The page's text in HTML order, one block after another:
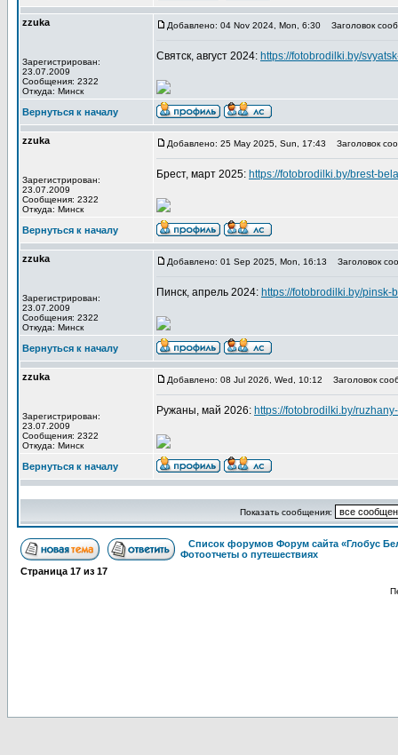
zzuka
Зарегистрирован:
23.07.2009
Сообщения: 2322
Откуда: Минск
Добавлено: 04 Nov 2024, Mon, 6:30 Заголовок
Святск, август 2024: https://fotobrodilki.by/
Вернуться к началу
zzuka
Зарегистрирован:
23.07.2009
Сообщения: 2322
Откуда: Минск
Добавлено: 25 May 2025, Sun, 17:43 Заголовок
Брест, март 2025: https://fotobrodilki.by/brest-
Вернуться к началу
zzuka
Зарегистрирован:
23.07.2009
Сообщения: 2322
Откуда: Минск
Добавлено: 01 Sep 2025, Mon, 16:13 Заголовок
Пинск, апрель 2024: https://fotobrodilki.by/pinsk-
Вернуться к началу
zzuka
Зарегистрирован:
23.07.2009
Сообщения: 2322
Откуда: Минск
Добавлено: 08 Jul 2026, Wed, 10:12 Заголовок
Ружаны, май 2026: https://fotobrodilki.by/
Вернуться к началу
Показать сообщения:
Список форумов Форум сайта «Глобус
Фотоотчеты о путешествиях
Страница 17 из 17